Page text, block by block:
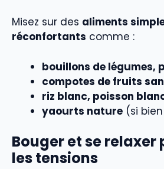
Misez sur des aliments
réconfortants comme :
bouillons de légumes,
compotes de fruits
riz blanc, poisson
yaourts nature (si
Bouger et se relaxer
les tensions